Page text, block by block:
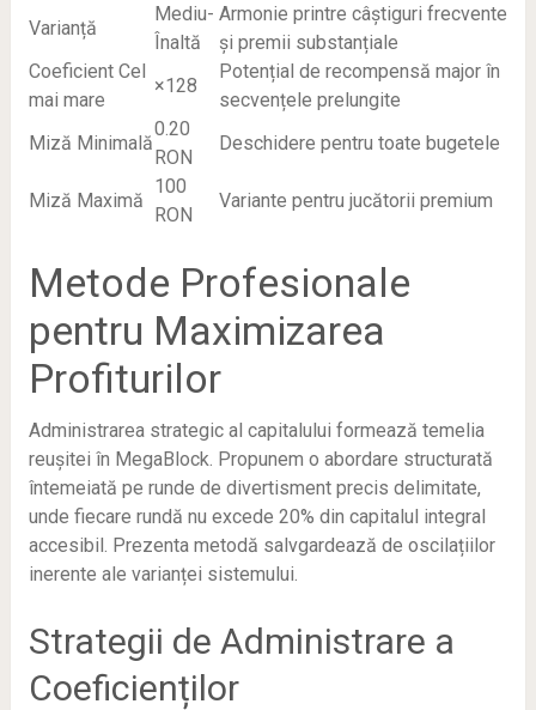
Varianță
Mediu-
Înaltă
Armonie printre câștiguri frecvente
și premii substanțiale
Coeficient Cel
mai mare
×128
Potențial de recompensă major în
secvențele prelungite
Miză Minimală
0.20
RON
Deschidere pentru toate bugetele
Miză Maximă
100
RON
Variante pentru jucătorii premium
Metode Profesionale
pentru Maximizarea
Profiturilor
Administrarea strategic al capitalului formează temelia
reușitei în MegaBlock. Propunem o abordare structurată
întemeiată pe runde de divertisment precis delimitate,
unde fiecare rundă nu excede 20% din capitalul integral
accesibil. Prezenta metodă salvgardează de oscilațiilor
inerente ale varianței sistemului.
Strategii de Administrare a
Coeficienților